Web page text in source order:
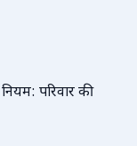
परिवार की